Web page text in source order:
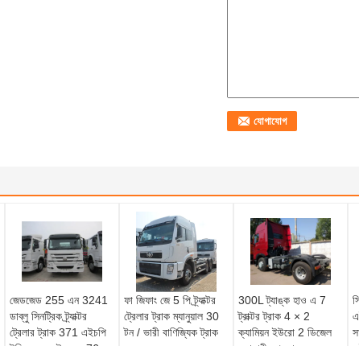
জেডজেড 255 এন 3241
ডাব্লু সিনট্রিক ট্র্যাক্টর
ট্রেলার ট্রাক 371 এইচপি
ফা জিফাং জে 5 পি ট্র্যাক্টর
ট্রেলার ট্রাক ম্যানুয়াল 30
টন / ভারী বাণিজ্যিক ট্রাক
300L ট্যাঙ্ক হাও এ 7
ট্রাক্টর ট্রাক 4 × 2
ক্যামিয়ন ইউরো 2 ডিজেল